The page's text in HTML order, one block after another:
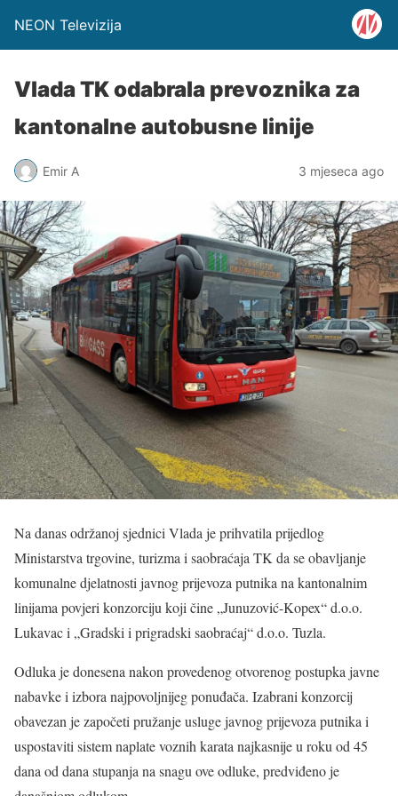
NEON Televizija
Vlada TK odabrala prevoznika za
kantonalne autobusne linije
Emir A 3 mjeseca ago
Na danas održanoj sjednici Vlada je prihvatila prijedlog
Ministarstva trgovine, turizma i saobraćaja TK da se obavljanje
komunalne djelatnosti javnog prijevoza putnika na kantonalnim
linijama povjeri konzorciju koji čine „Junuzović-Kopex“ d.o.o.
Lukavac i „Gradski i prigradski saobraćaj“ d.o.o. Tuzla.
Odluka je donesena nakon provedenog otvorenog postupka javne
nabavke i izbora najpovoljnijeg ponuđača. Izabrani konzorcij
obavezan je započeti pružanje usluge javnog prijevoza putnika i
uspostaviti sistem naplate voznih karata najkasnije u roku od 45
dana od dana stupanja na snagu ove odluke, predviđeno je